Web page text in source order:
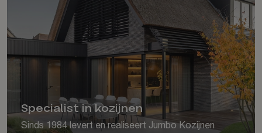
Specialist in kozijnen
Sinds 1984 levert en realiseert Jumbo Kozijnen